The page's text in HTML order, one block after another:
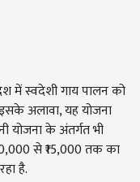
में स्वदेशी गाय पालन को
अलावा, यह योजना
योजना के अंतर्गत भी
से ₹15,000 तक का
है.